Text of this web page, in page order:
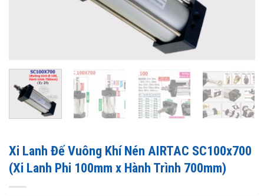
Xi Lanh Đế Vuông Khí Nén AIRTAC SC100x700
(Xi Lanh Phi 100mm x Hành Trình 700mm)